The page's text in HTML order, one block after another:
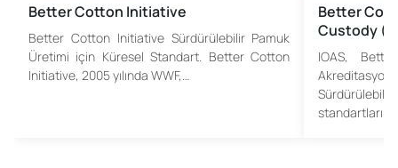
Better Cotton Initiative
Better Cotton Initiative Sürdürülebilir Pamuk
Üretimi için Küresel Standart. Better Cotton
Initiative, 2005 yılında WWF,…
Better
Custody
IOAS,